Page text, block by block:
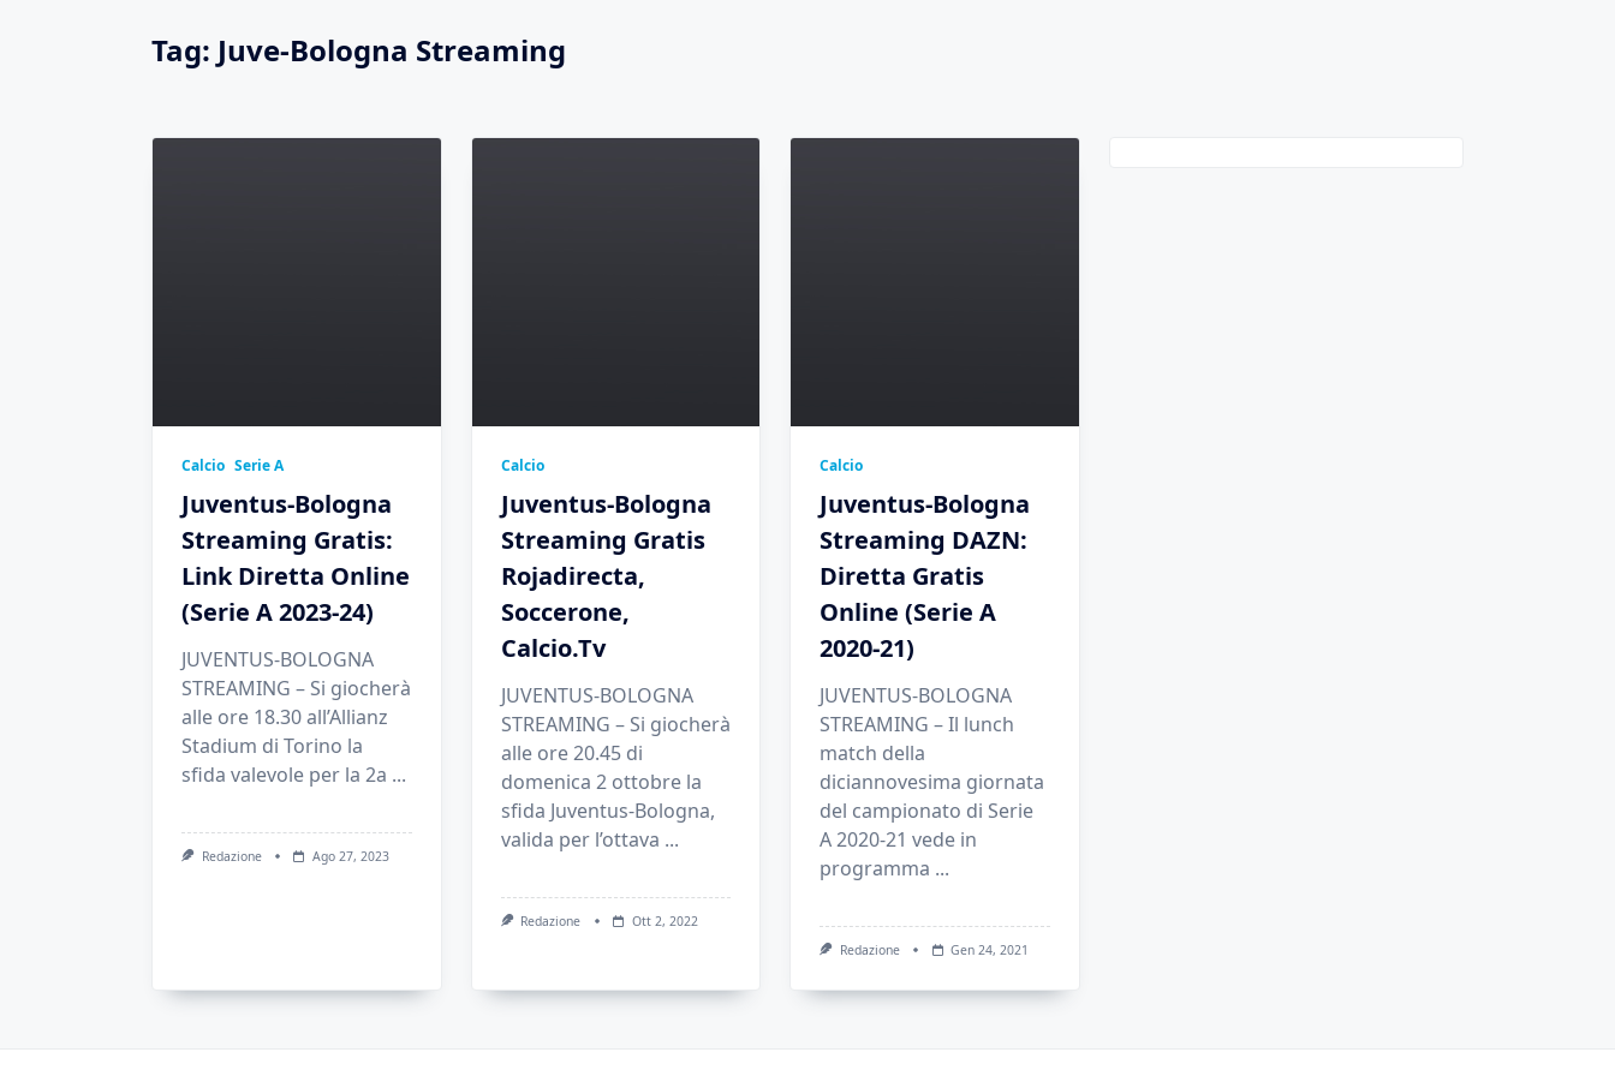
Tag: Juve-Bologna Streaming
Calcio Serie A
Juventus-Bologna
Streaming Gratis:
Link Diretta Online
(Serie A 2023-24)
JUVENTUS-BOLOGNA
STREAMING – Si giocherà
alle ore 18.30 all’Allianz
Stadium di Torino la
sfida valevole per la 2a ...
Redazione Ago 27, 2023
Calcio
Juventus-Bologna
Streaming Gratis
Rojadirecta,
Soccerone,
Calcio.Tv
JUVENTUS-BOLOGNA
STREAMING – Si giocherà
alle ore 20.45 di
domenica 2 ottobre la
sfida Juventus-Bologna,
valida per l’ottava ...
Redazione Ott 2, 2022
Calcio
Juventus-Bologna
Streaming DAZN:
Diretta Gratis
Online (Serie A
2020-21)
JUVENTUS-BOLOGNA
STREAMING – Il lunch
match della
diciannovesima giornata
del campionato di Serie
A 2020-21 vede in
programma ...
Redazione Gen 24, 2021